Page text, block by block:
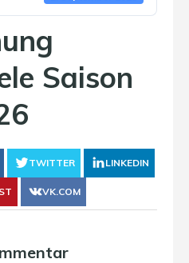
Saison
TWITTER LINKEDIN
VK.COM